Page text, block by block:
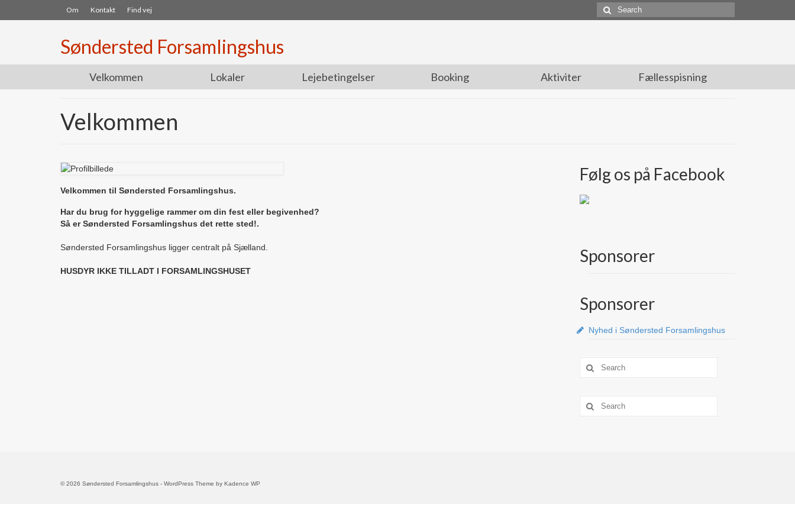
Om Kontakt Find vej
Search
for:
Søndersted Forsamlingshus
Velkommen Lokaler Lejebetingelser Booking Aktiviter Fællesspisning
Velkommen
Velkommen til Søndersted Forsamlingshus.
Har du brug for hyggelige rammer om din fest eller begivenhed?
Så er Søndersted Forsamlingshus det rette sted!.
Søndersted Forsamlingshus ligger centralt på Sjælland.
HUSDYR IKKE TILLADT I FORSAMLINGSHUSET
Følg os på Facebook
Sponsorer
Sponsorer
Nyhed i Søndersted Forsamlingshus
Search
for:
Search
for:
© 2026 Søndersted Forsamlingshus - WordPress Theme by Kadence WP